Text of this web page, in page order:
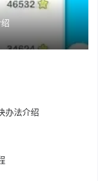
办法介绍